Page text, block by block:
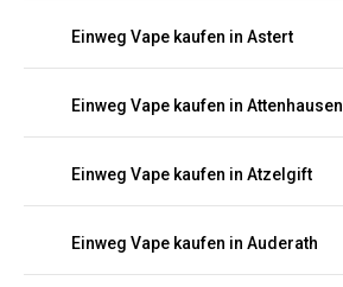
Einweg Vape kaufen in Astert
Einweg Vape kaufen in Attenhausen
Einweg Vape kaufen in Atzelgift
Einweg Vape kaufen in Auderath